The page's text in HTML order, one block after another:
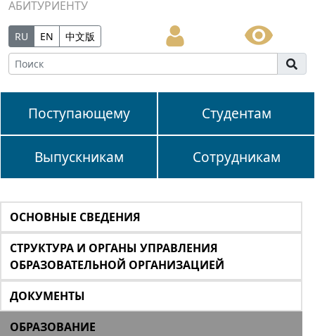
АБИТУРИЕНТУ
RU EN 中文版
Поступающему Студентам
Выпускникам Сотрудникам
ОСНОВНЫЕ СВЕДЕНИЯ
СТРУКТУРА И ОРГАНЫ УПРАВЛЕНИЯ
ОБРАЗОВАТЕЛЬНОЙ ОРГАНИЗАЦИЕЙ
ДОКУМЕНТЫ
ОБРАЗОВАНИЕ